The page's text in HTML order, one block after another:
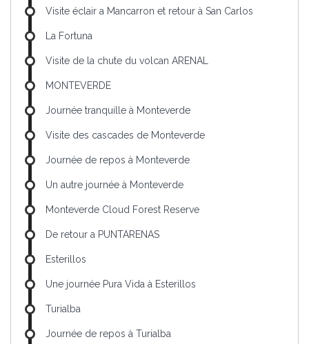
Visite éclair a Mancarron et retour à San Carlos
La Fortuna
Visite de la chute du volcan ARENAL
MONTEVERDE
Journée tranquille à Monteverde
Visite des cascades de Monteverde
Journée de repos à Monteverde
Un autre journée à Monteverde
Monteverde Cloud Forest Reserve
De retour a PUNTARENAS
Esterillos
Une journée Pura Vida à Esterillos
Turialba
Journée de repos à Turialba